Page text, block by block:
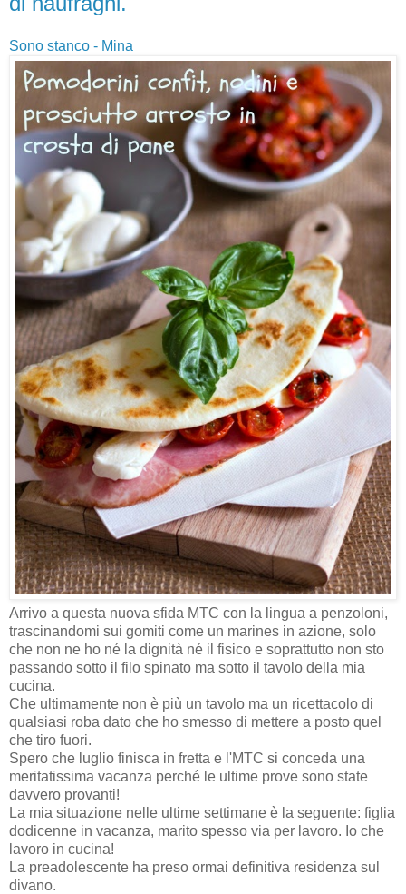
Sono stanco - Mina
Arrivo a questa nuova sfida MTC con la lingua a penzoloni,
trascinandomi sui gomiti come un marines in azione, solo
che non ne ho né la dignità né il fisico e soprattutto non sto
passando sotto il filo spinato ma sotto il tavolo della mia
cucina.
Che ultimamente non è più un tavolo ma un ricettacolo di
qualsiasi roba dato che ho smesso di mettere a posto quel
che tiro fuori.
Spero che luglio finisca in fretta e l'MTC si conceda una
meritatissima vacanza perché le ultime prove sono state
davvero provanti!
La mia situazione nelle ultime settimane è la seguente: figlia
dodicenne in vacanza, marito spesso via per lavoro. Io che
lavoro in cucina!
La preadolescente ha preso ormai definitiva residenza sul
divano.